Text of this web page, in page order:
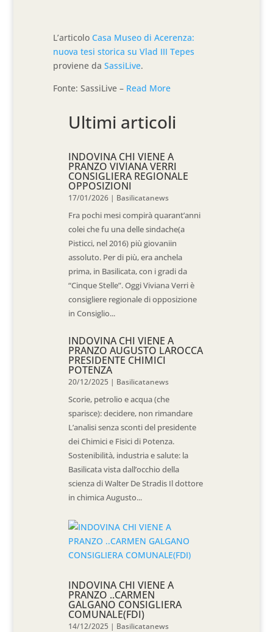
L’articoloCasa Museo di Acerenza:
nuova tesi storica su Vlad III Tepes
proviene daSassiLive.
Fonte: SassiLive – Read More
Ultimi articoli
INDOVINA CHI VIENE A
PRANZO VIVIANA VERRI
CONSIGLIERA REGIONALE
OPPOSIZIONI
17/01/2026 | Basilicatanews
Fra pochi mesi compirà quarant’anni
colei che fu una delle sindache(a
Pisticci, nel 2016) più giovaniin
assoluto. Per di più, era anchela
prima, in Basilicata, con i gradi da
“Cinque Stelle”. Oggi Viviana Verri è
consigliere regionale di opposizione
in Consiglio...
INDOVINA CHI VIENE A
PRANZO AUGUSTO LAROCCA
PRESIDENTE CHIMICI
POTENZA
20/12/2025 | Basilicatanews
Scorie, petrolio e acqua (che
sparisce): decidere, non rimandare
L’analisi senza sconti del presidente
dei Chimici e Fisici di Potenza.
Sostenibilità, industria e salute: la
Basilicata vista dall’occhio della
scienza di Walter De Stradis Il dottore
in chimica Augusto...
INDOVINA CHI VIENE A
PRANZO ..CARMEN
GALGANO CONSIGLIERA
COMUNALE(FDI)
14/12/2025 | Basilicatanews